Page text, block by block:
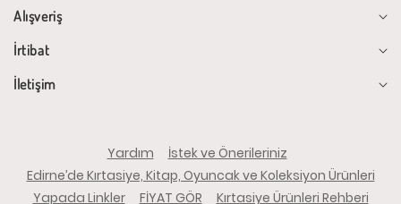
Alışveriş
İrtibat
İletişim
Yardım
İstek ve Önerileriniz
Edirne’de Kırtasiye, Kitap, Oyuncak ve Koleksiyon Ürünleri
Yapada Linkler
FİYAT GÖR
Kırtasiye Ürünleri Rehberi